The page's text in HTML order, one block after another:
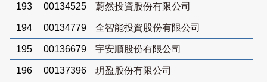
193 00134525 蔚然投資股份有限公司
194 00134779 全智能投資股份有限公司
195 00136679 宇安順股份有限公司
196 00137396 玥盈股份有限公司